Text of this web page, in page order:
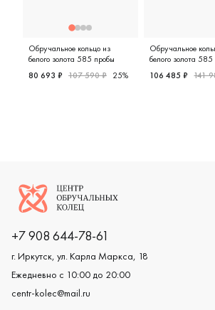
Обручальное кольцо из
белого золота 585 пробы
80 693 ₽ 107 590 ₽ 25%
Обручальное
белого золота
106 485 ₽ 141
Логотип компании
+7 908 644-78-61
г. Иркутск, ул. Карла Маркса, 18
Ежедневно с 10:00 до 20:00
centr-kolec@mail.ru